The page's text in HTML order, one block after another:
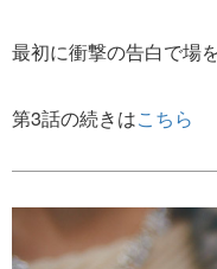
最初に衝撃の告白で場
第3話の続きはこちら